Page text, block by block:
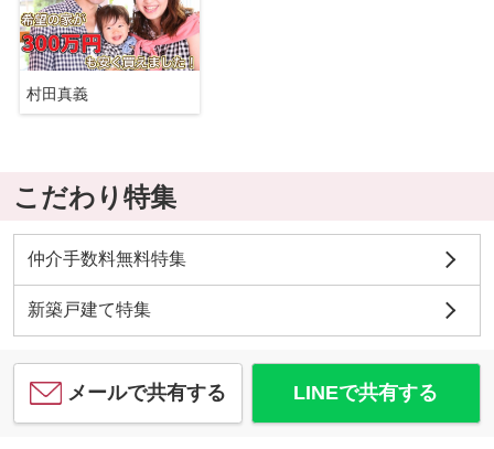
村田真義
こだわり特集
仲介手数料無料特集
新築戸建て特集
メールで共有する LINEで共有する